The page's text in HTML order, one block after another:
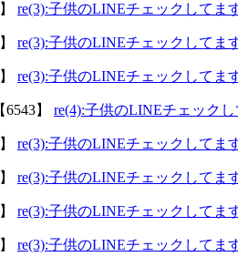
re(3):子供のLINEチェックしてま
re(3):子供のLINEチェックしてま
re(3):子供のLINEチェックしてま
6543】 re(4):子供のLINEチェック
re(3):子供のLINEチェックしてま
re(3):子供のLINEチェックしてま
re(3):子供のLINEチェックしてま
re(3):子供のLINEチェックしてま